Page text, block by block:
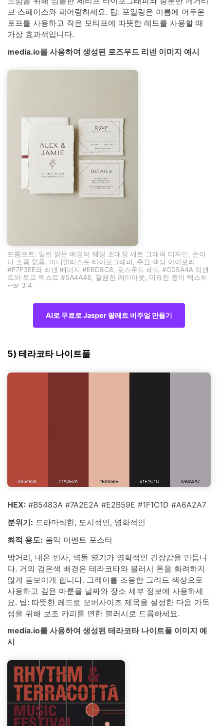
브 스페이스와 페어링하세요. 팁: 포일링은 이름에 어두운
토프를 사용하고 작은 모티프에 따뜻한 레드를 사용할 때
가장 효과적입니다.
media.io를 사용하여 생성된 로즈우드 리넨 이미지 예시
프롬프트: 일반 밝은 배경의 웨딩 초대장 세트 그래픽 디자인, 손이
나 소품 없음, 미니멀리스트 타이포그래피, 주요 색상 아이보리
#F7F3EE와 리넨 베이지 #EBD8C8, 로즈우드 레드 #C05A4A 악센
트와 토프 텍스트 #5A4A48, 깔끔한 레이아웃, 미묘한 종이 텍스처
--ar 3:4
AI로 무료로 Jasper 팔레트 비주얼 만들기
5) 테라코타 나이트폴
HEX: #B5483A #7A2E2A #E2B59E #1F1C1D #A6A2A7
분위기: 드라마틱한, 도시적인, 영화적인
최적 용도: 음악 이벤트 포스터
밤거리, 네온 반사, 벽돌 열기가 영화적인 긴장감을 만듭니
다. 거의 검은색 배경은 테라코타와 블러시 톤을 화려하지
않게 돋보이게 합니다. 그레이를 조용한 그리드 색상으로
사용하고 깊은 마룬을 날짜와 장소 세부 정보에 사용하세
요. 팁: 따뜻한 레드로 오버사이즈 제목을 설정한 다음 가독
성을 위해 보조 카피를 연한 블러시로 드롭하세요.
media.io를 사용하여 생성된 테라코타 나이트폴 이미지 예
시